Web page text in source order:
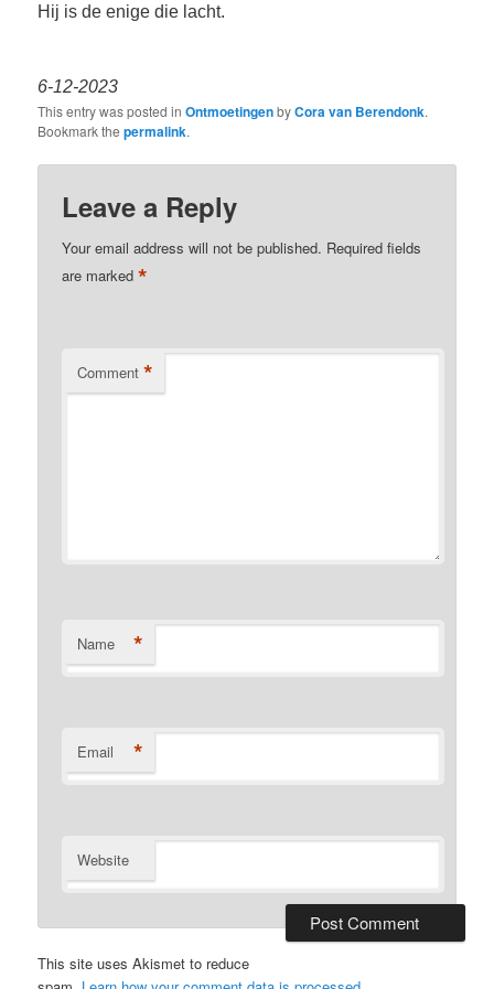
Hij is de enige die lacht.
6-12-2023
This entry was posted inOntmoetingenbyCora van Berendonk.
Bookmark thepermalink.
Leave a Reply
Your email address will not be published. Required fields
are marked*
Comment *
Name *
Email *
Website
This site uses Akismet to reduce